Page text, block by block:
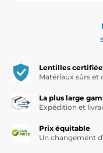
Lentilles
Matériaux sûrs et
La plus large
Expédition et
Prix équitable
Un changement